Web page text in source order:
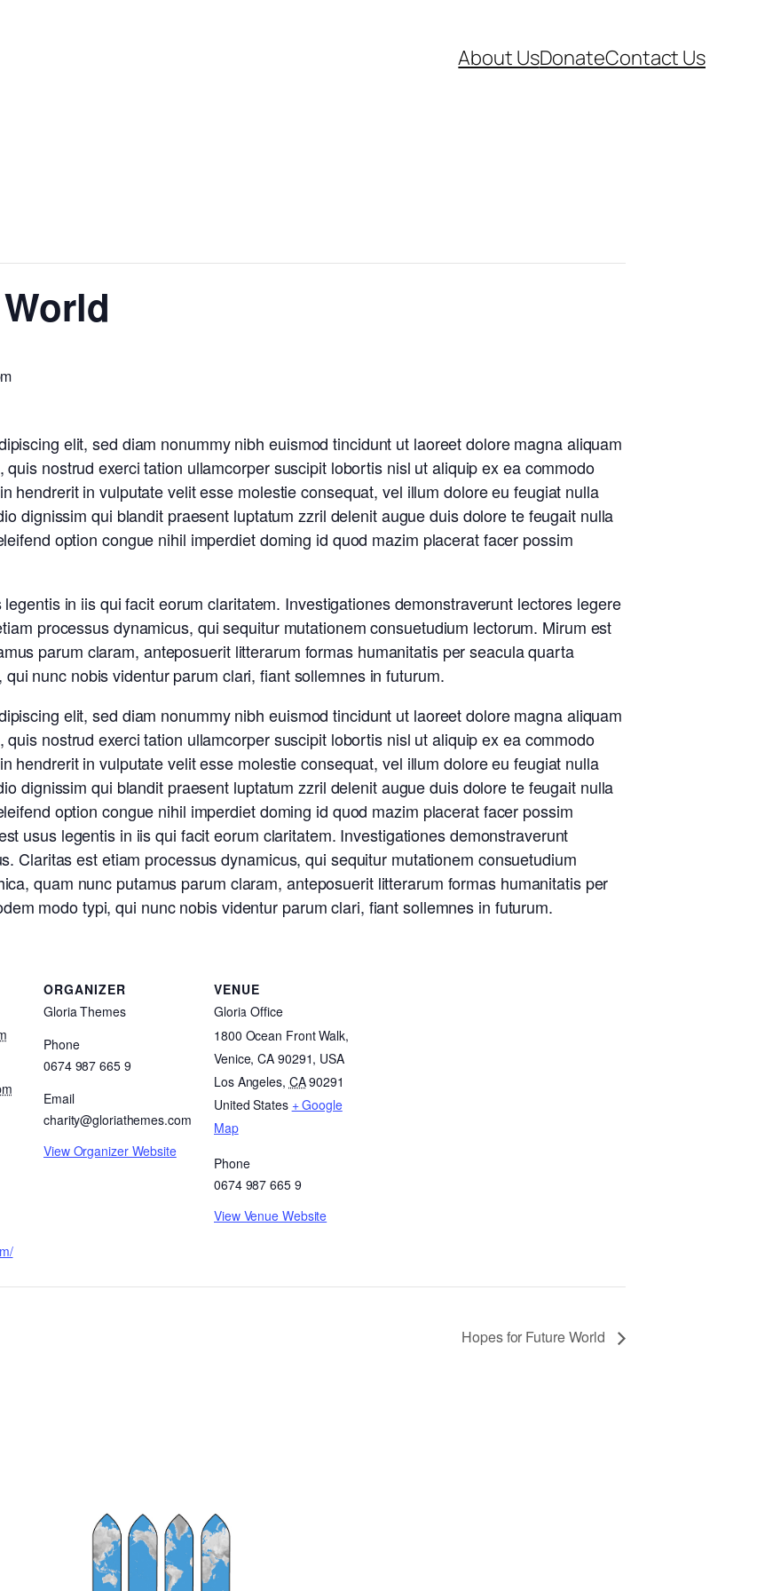
About UsDonateContact Us
elit, sed diam nonummy nibh euismod tincidunt ut laoreet dolore magna aliquam
nostrud exerci tation ullamcorper suscipit lobortis nisl ut aliquip ex ea commodo
hendrerit in vulputate velit esse molestie consequat, vel illum dolore eu feugiat nulla
dignissim qui blandit praesent luptatum zzril delenit augue duis dolore te feugait nulla
option congue nihil imperdiet doming id quod mazim placerat facer possim
in iis qui facit eorum claritatem. Investigationes demonstraverunt lectores legere
processus dynamicus, qui sequitur mutationem consuetudium lectorum. Mirum est
parum claram, anteposuerit litterarum formas humanitatis per seacula quarta
nunc nobis videntur parum clari, fiant sollemnes in futurum.
elit, sed diam nonummy nibh euismod tincidunt ut laoreet dolore magna aliquam
nostrud exerci tation ullamcorper suscipit lobortis nisl ut aliquip ex ea commodo
hendrerit in vulputate velit esse molestie consequat, vel illum dolore eu feugiat nulla
dignissim qui blandit praesent luptatum zzril delenit augue duis dolore te feugait nulla
option congue nihil imperdiet doming id quod mazim placerat facer possim
usus legentis in iis qui facit eorum claritatem. Investigationes demonstraverunt
Claritas est etiam processus dynamicus, qui sequitur mutationem consuetudium
quam nunc putamus parum claram, anteposuerit litterarum formas humanitatis per
modo typi, qui nunc nobis videntur parum clari, fiant sollemnes in futurum.
ORGANIZER
Gloria Themes
Phone
0674 987 665 9
Email
charity@gloriathemes.com
View Organizer Website
VENUE
Gloria Office
1800 Ocean Front Walk,
Venice, CA 90291, USA
Los Angeles, CA90291
United States + Google
Map
Phone
0674 987 665 9
View Venue Website
Hopes for Future World